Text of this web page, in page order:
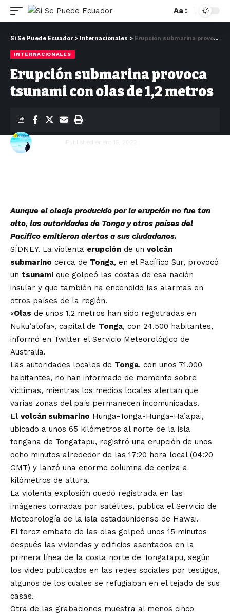
Aa
Si Se Puede Ecuador > Internacionales > Erupción submarina provoca tsunami con olas de 1,2 metros
INTERNACIONALES
Erupción submarina provoca
tsunami con olas de 1,2 metros
Redacción Published enero 15, 2022
Aunque el oleaje producido por la erupción no fue tan
alto, las autoridades de Tonga y otros países del
Pacífico emitieron alertas a sus ciudadanos.
SÍDNEY. La violenta erupción de un volcán
submarino cerca de Tonga, en el Pacífico Sur, provocó
un tsunami que golpeó las costas de esa nación
insular y que también ha encendido las alarmas en
otros países de la región.
«Olas de unos 1,2 metros han sido registradas en
Nuku’alofa», capital de Tonga, con 24.500 habitantes,
informó en Twitter el Servicio Meteorológico de
Australia.
Las autoridades locales de Tonga, con unos 71.000
habitantes, no han informado de momento sobre
víctimas, mientras los medios locales alertan que
varias zonas del país permanecen incomunicadas.
El volcán submarino Hunga-Tonga-Hunga-Ha’apai,
ubicado a unos 65 kilómetros al norte de la isla
tongana de Tongatapu, registró una erupción de unos
ocho minutos alrededor de las 17:20 hora local (04:20
GMT) y lanzó una enorme columna de ceniza a
kilómetros de altura.
La violenta explosión quedó registrada en las
imágenes tomadas por satélites, publica el Servicio de
Meteorología de la isla estadounidense de Hawai.
El feroz embate de las olas golpeó unos 15 minutos
después las viviendas y edificios asentados en la
primera línea de la costa norte de Tongatapu, según
los video publicados en las redes sociales por testigos,
algunos de los cuales se refugiaban en el tejado de sus
casas.
Otra de las grabaciones muestra al menos cinco